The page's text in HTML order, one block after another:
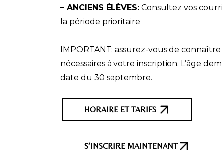
– ANCIENS ÉLÈVES: Consultez vos
la période prioritaire
IMPORTANT: assurez-vous de
nécessaires à votre inscription. L’âge
date du 30 septembre.
HORAIRE ET TARIFS
S’INSCRIRE MAINTENANT